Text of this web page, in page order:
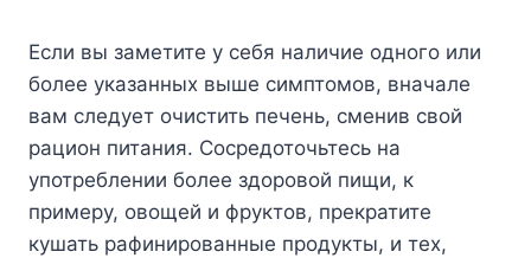
Если вы заметите у себя наличие одного или
более указанных выше симптомов, вначале
вам следует очистить печень, сменив свой
рацион питания. Сосредоточьтесь на
употреблении более здоровой пищи, к
примеру, овощей и фруктов, прекратите
кушать рафинированные продукты, и тех,